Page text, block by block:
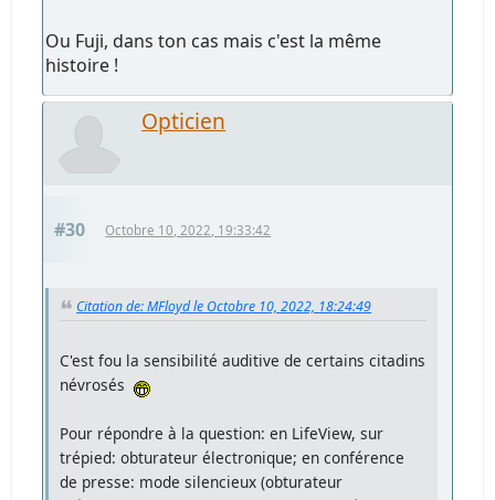
Ou Fuji, dans ton cas mais c'est la même
histoire !
Opticien
#30 Octobre 10, 2022, 19:33:42
Citation de: MFloyd le Octobre 10, 2022, 18:24:49
C'est fou la sensibilité auditive de certains citadins
névrosés
Pour répondre à la question: en LifeView, sur
trépied: obturateur électronique; en conférence
de presse: mode silencieux (obturateur